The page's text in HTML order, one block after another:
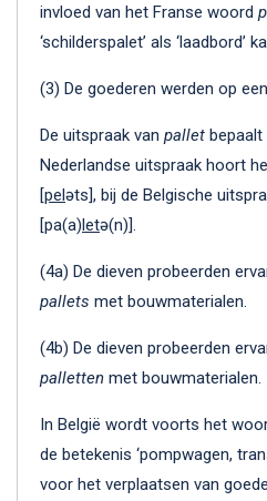
invloed van het Franse woord
‘schilderspalet’ als ‘laadbord’
(3) De goederen werden op een
De uitspraak van pallet bepaalt
Nederlandse uitspraak hoort
[peləts], bij de Belgische
[pa(a)letə(n)].
(4a) De dieven probeerden
pallets met bouwmaterialen.
(4b) De dieven probeerden
palletten met bouwmaterialen.
In België wordt voorts het
de betekenis ‘pompwagen,
voor het verplaatsen van